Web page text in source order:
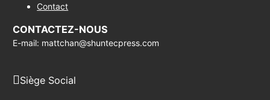
Contact
CONTACTEZ-NOUS
E-mail: mattchan@shuntecpress.com
Siège Social